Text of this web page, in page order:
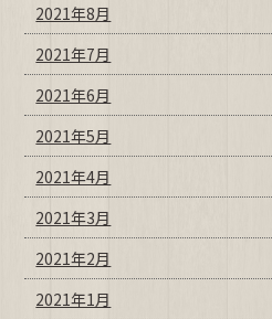
2021年8月
2021年7月
2021年6月
2021年5月
2021年4月
2021年3月
2021年2月
2021年1月